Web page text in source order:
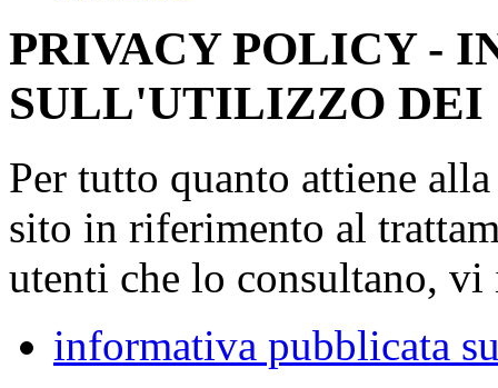
PRIVACY POLICY -
SULL'UTILIZZO DEI
Per tutto quanto attiene
sito in riferimento al
utenti che lo consultano,
informativa pubblicata